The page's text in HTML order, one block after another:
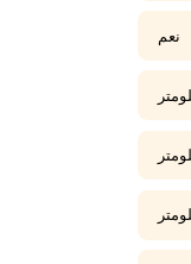
نعم